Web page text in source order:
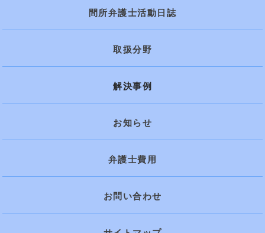
間所弁護士活動日誌
取扱分野
解決事例
お知らせ
弁護士費用
お問い合わせ